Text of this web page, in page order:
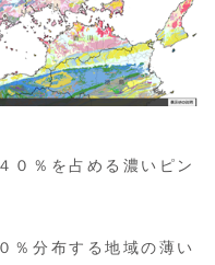
０％を占める濃いピン
％分布する地域の薄い